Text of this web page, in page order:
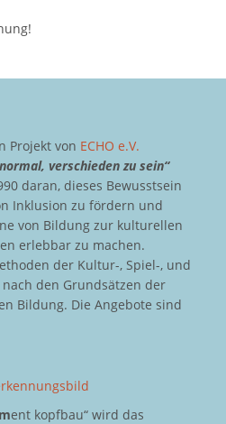
Projekt von ECHO e.V.
verschieden zu sein“
daran, dieses Bewusstsein
Inklusion zu fördern und
von Bildung zur kulturellen
erlebbar zu machen.
der Kultur-, Spiel-, und
den Grundsätzen der
Bildung. Die Angebote sind
ent kopfbau“ wird das